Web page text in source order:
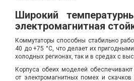
Широкий
электромагнитная
Коммутаторы способны стабильно
40 до +75 °C, что делает их
холодных регионах, так и в средах с
Корпуса обеих моделей
от электромагнитных помех и